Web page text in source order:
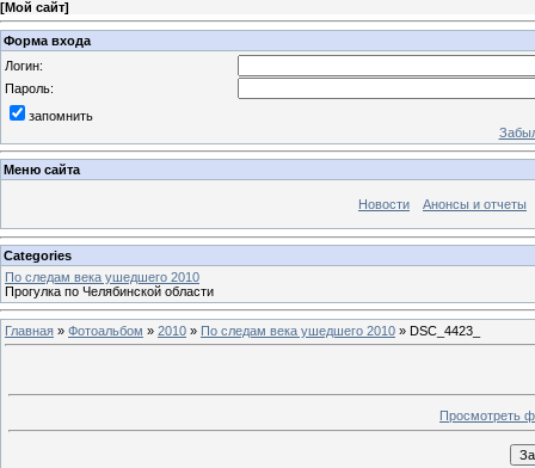
[Мой сайт]
Форма входа
Логин:
Пароль:
запомнить
Меню сайта
Новости Анонсы и отчеты
Categories
По следам века ушедшего 2010
Прогулка по Челябинской области
Главная » Фотоальбом » 2010 » По следам века ушедшего 2010 » DSC_4423_
Просмотреть